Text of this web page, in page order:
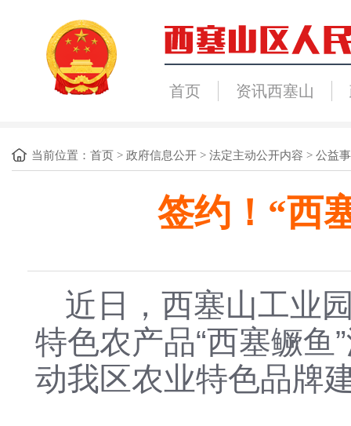
首页 资讯西塞山
当前位置： 首页 > 政府信息公开 > 法定主动公开内容 > 公益
签约！“西
近日，西塞山工业
特色农产品“西塞鳜
动我区农业特色品牌